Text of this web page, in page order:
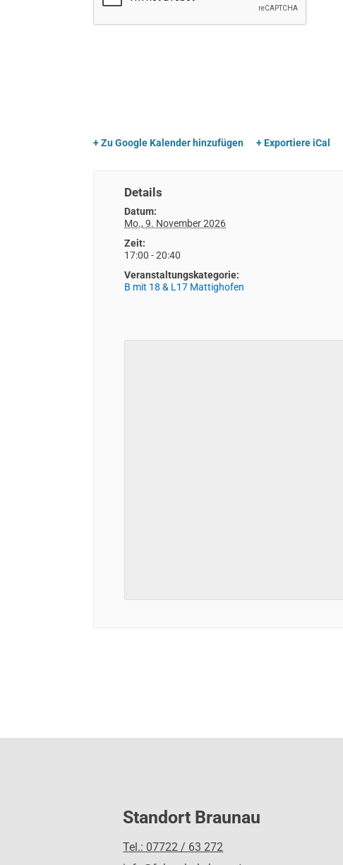
+ Zu Google Kalender hinzufügen + Exportiere iCal
Details
Datum:
Mo., 9. November 2026
Zeit:
17:00 - 20:40
Veranstaltungskategorie:
B mit 18 & L17 Mattighofen
Standort Braunau
Tel.: 07722 / 63 272